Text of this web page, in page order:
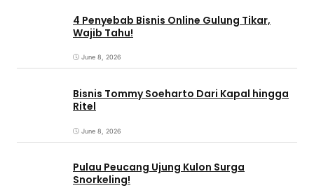
4 Penyebab Bisnis Online Gulung Tikar,
Wajib Tahu!
June 8, 2026
Bisnis Tommy Soeharto Dari Kapal hingga
Ritel
June 8, 2026
Pulau Peucang Ujung Kulon Surga
Snorkeling!